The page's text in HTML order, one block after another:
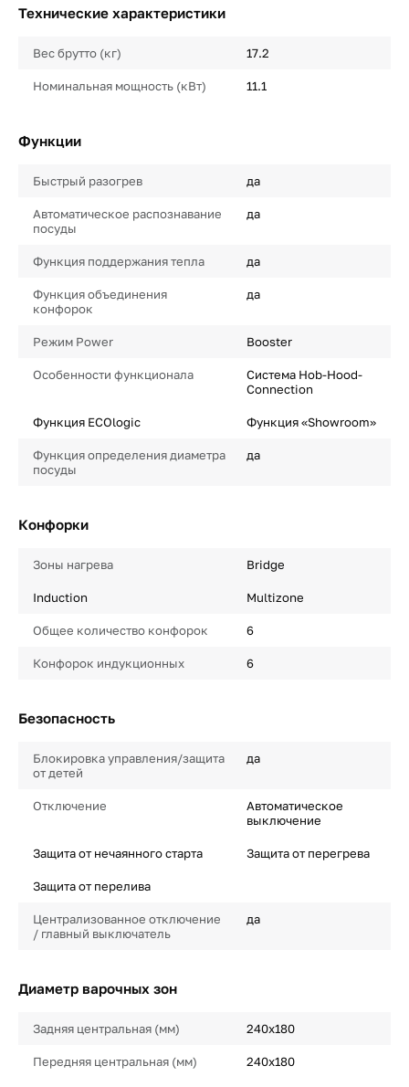
Технические характеристики
Вес брутто (кг) 17.2
Номинальная мощность (кВт) 11.1
Функции
Быстрый разогрев да
Автоматическое распознавание
посуды
да
Функция поддержания тепла да
Функция объединения
конфорок
да
Режим Power Booster
Особенности функционала
Система Hob-Hood-
Connection
Функция ECOlogic Функция «Showroom»
Функция определения диаметра
посуды
да
Конфорки
Зоны нагрева Bridge
Induction Multizone
Общее количество конфорок 6
Конфорок индукционных 6
Безопасность
Блокировка управления/защита
от детей
да
Отключение
Автоматическое
выключение
Защита от нечаянного старта Защита от перегрева
Защита от перелива
Централизованное отключение
/ главный выключатель
да
Диаметр варочных зон
Задняя центральная (мм) 240х180
Передняя центральная (мм) 240х180